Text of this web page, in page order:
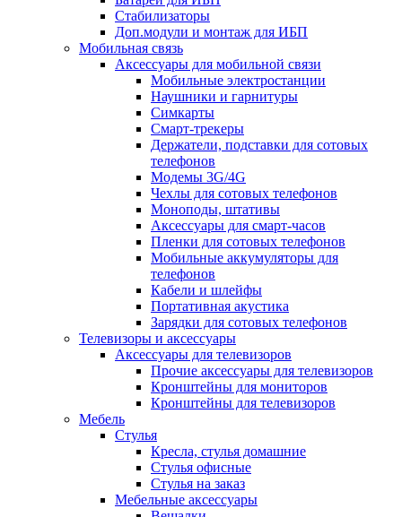
Стабилизаторы
Доп.модули и монтаж для ИБП
Мобильная связь
Аксессуары для мобильной связи
Мобильные электростанции
Наушники и гарнитуры
Симкарты
Смарт-трекеры
Держатели, подставки для сотовых
телефонов
Модемы 3G/4G
Чехлы для сотовых телефонов
Моноподы, штативы
Аксессуары для смарт-часов
Пленки для сотовых телефонов
Мобильные аккумуляторы для
телефонов
Кабели и шлейфы
Портативная акустика
Зарядки для сотовых телефонов
Телевизоры и аксессуары
Аксессуары для телевизоров
Прочие аксессуары для телевизоров
Кронштейны для мониторов
Кронштейны для телевизоров
Мебель
Стулья
Кресла, стулья домашние
Стулья офисные
Стулья на заказ
Мебельные аксессуары